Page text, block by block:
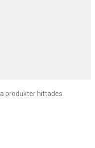
produkter hittades.